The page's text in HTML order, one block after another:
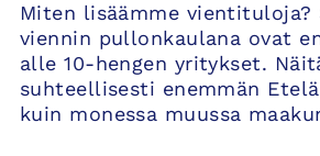
Miten lisäämme vientituloja?
viennin pullonkaulana ovat
alle 10-hengen yritykset.
suhteellisesti enemmän
kuin monessa muussa